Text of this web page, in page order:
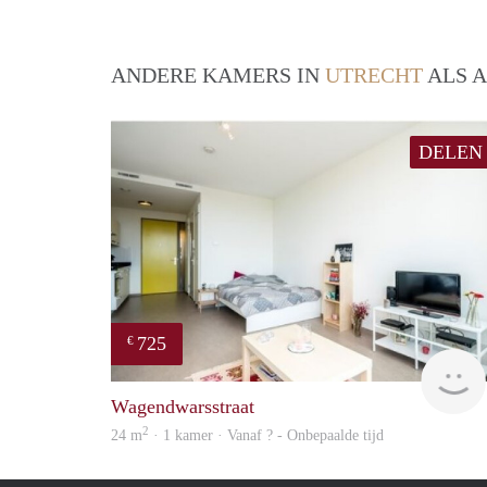
ANDERE KAMERS IN UTRECHT ALS
DELEN
€ 725
Wagendwarsstraat
24 m2 · 1 kamer · Vanaf ? - Onbepaalde tijd